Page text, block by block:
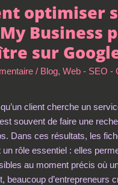
optimiser
Business
sur
/ Blog, Web - SEO -
client cherche un
souvent de faire une
Dans ces résultats, les
un rôle essentiel : elles
au moment précis où
beaucoup d’entrepreneurs